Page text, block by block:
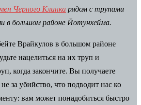
Черного Клинка рядом с трупами
в большом районе Йотунхейма.
Врайкулов в большом районе
нацелиться на их труп и
когда закончите. Вы получаете
за убийство, что подводит нас ко
вам может понадобиться быстро